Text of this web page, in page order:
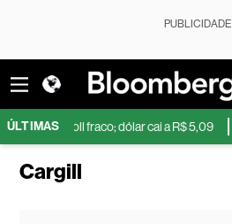
PUBLICIDADE
ÚLTIMASpayroll fraco; dólar cai a R$ 5,09
Cargill